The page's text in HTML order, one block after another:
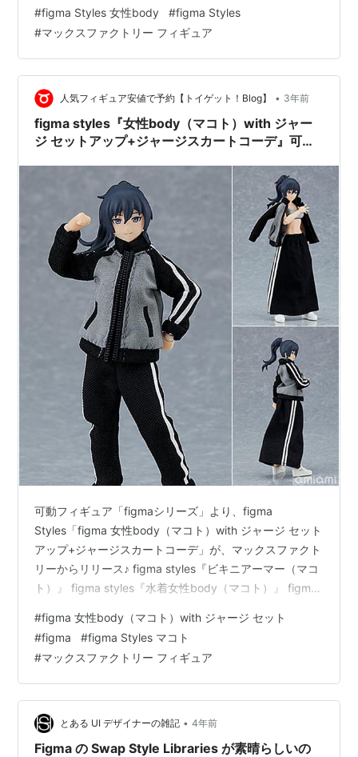
アは、マックスファクトリーより2023年12月発売の予定
です♪ 【Amazon】ねんどろいどどーる『アリス』完成品
ドール【グッドスマイルカンパニー】 figma styles『女
性body（…
#figma Styles 女性body #figma Styles
#マックスファクトリー フィギュア
人気フィギュア安値で予約【トイゲット！Blog】 • 3年前
figma styles『女性body（マコト）with ジャー
ジ セットアップ+ジャージスカートコーデ』可動
年9月発売予定♪
可動フィギュア「figmaシリーズ」より、figma
Styles「figma 女性body（マコト）with ジャージ セット
アップ+ジャージスカートコーデ」が、マックスファクト
リーからリリース♪ figma styles『ビキニアーマー（マコ
ト）』 figma styles『水着女性body（マコト）』 figma
ニアーマー（マコト）歴戦ver.』に続き、 「ジャー着」
仕様の「マコト」が登場。 フィギュアのサイズは、 ノン
スケールの全高：約13.5cm。 原型製作は「榎本うに
子」。 （※敬称略） figma sty…
#figma 女性body（マコト）with ジャージ セット
#figma #figma Styles マコト
#マックスファクトリー フィギュア
とある UI デザイナーの雑記 • 4年前
Figma の Swap Style Libraries が素晴らしいの